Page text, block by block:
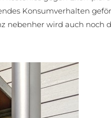
Konsumverhalten
nebenher wird auch noch